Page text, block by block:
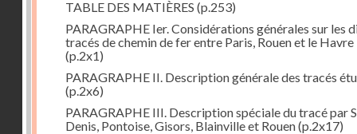
TABLE DES MATIÈRES (p.253)
PARAGRAPHE Ier. Considérations générales sur les
tracés de chemin de fer entre Paris, Rouen et le Havre
(p.2x1)
PARAGRAPHE II. Description générale des tracés
(p.2x6)
PARAGRAPHE III. Description spéciale du tracé par
Denis, Pontoise, Gisors, Blainville et Rouen(p.2x17)